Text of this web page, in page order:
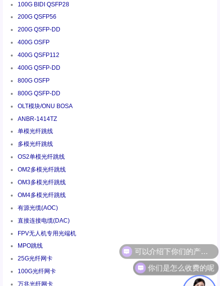
100G BIDI QSFP28
200G QSFP56
200G QSFP-DD
400G OSFP
400G QSFP112
400G QSFP-DD
800G OSFP
800G QSFP-DD
OLT模块/ONU BOSA
ANBR-1414TZ
单模光纤跳线
多模光纤跳线
OS2单模光纤跳线
OM2多模光纤跳线
OM3多模光纤跳线
OM4多模光纤跳线
有源光缆(AOC)
直接连接电缆(DAC)
FPV无人机专用光端机
MPO跳线
25G光纤网卡
100G光纤网卡
万兆光纤网卡
你们是怎么收费的呢